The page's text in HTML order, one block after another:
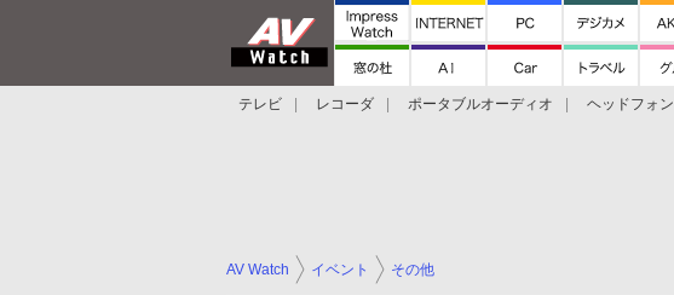
テレビ レコーダ ポータブルオーディオ ヘッドフォン
AV Watch イベント その他